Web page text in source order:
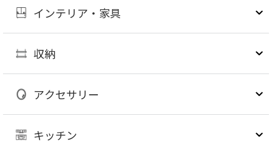
インテリア・家具
収納
アクセサリー
キッチン